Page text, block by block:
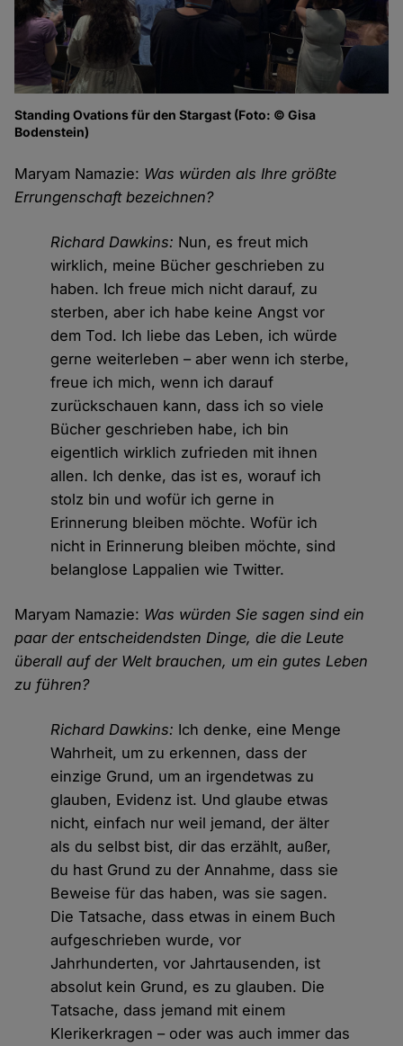
Standing Ovations für den Stargast (Foto: © Gisa
Bodenstein)
Maryam Namazie: Was würden als Ihre größte
Errungenschaft bezeichnen?
Richard Dawkins: Nun, es freut mich
wirklich, meine Bücher geschrieben zu
haben. Ich freue mich nicht darauf, zu
sterben, aber ich habe keine Angst vor
dem Tod. Ich liebe das Leben, ich würde
gerne weiterleben – aber wenn ich sterbe,
freue ich mich, wenn ich darauf
zurückschauen kann, dass ich so viele
Bücher geschrieben habe, ich bin
eigentlich wirklich zufrieden mit ihnen
allen. Ich denke, das ist es, worauf ich
stolz bin und wofür ich gerne in
Erinnerung bleiben möchte. Wofür ich
nicht in Erinnerung bleiben möchte, sind
belanglose Lappalien wie Twitter.
Maryam Namazie: Was würden Sie sagen sind ein
paar der entscheidendsten Dinge, die die Leute
überall auf der Welt brauchen, um ein gutes Leben
zu führen?
Richard Dawkins: Ich denke, eine Menge
Wahrheit, um zu erkennen, dass der
einzige Grund, um an irgendetwas zu
glauben, Evidenz ist. Und glaube etwas
nicht, einfach nur weil jemand, der älter
als du selbst bist, dir das erzählt, außer,
du hast Grund zu der Annahme, dass sie
Beweise für das haben, was sie sagen.
Die Tatsache, dass etwas in einem Buch
aufgeschrieben wurde, vor
Jahrhunderten, vor Jahrtausenden, ist
absolut kein Grund, es zu glauben. Die
Tatsache, dass jemand mit einem
Klerikerkragen – oder was auch immer das